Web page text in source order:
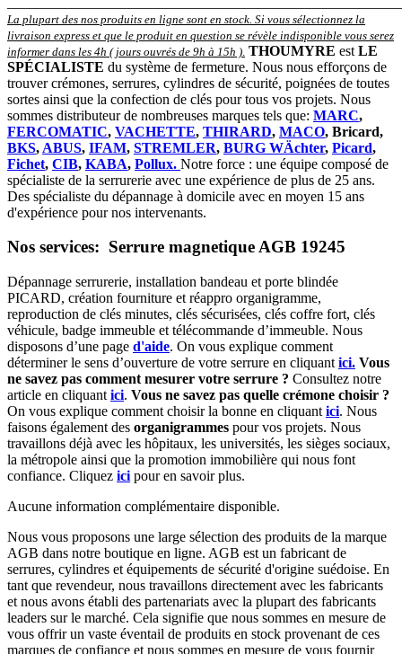
La plupart des nos produits en ligne sont en stock. Si vous sélectionnez la
livraison express et que le produit en question se révèle indisponible vous serez
informer dans les 4h ( jours ouvrés de 9h à 15h ) THOUMYRE est LE
SPÉCIALISTE du système de fermeture. Nous nous efforçons de
trouver crémones, serrures, cylindres de sécurité, poignées de toutes
sortes ainsi que la confection de clés pour tous vos projets. Nous
sommes distributeur de nombreuses marques tels que: MARC,
FERCOMATIC, VACHETTE, THIRARD, MACO, Bricard,
BKS, ABUS, IFAM, STREMLER, BURG WÄchter, Picard,
Fichet, CIB, KABA, Pollux. Notre force : une équipe composé de
spécialiste de la serrurerie avec une expérience de plus de 25 ans.
Des spécialiste du dépannage à domicile avec en moyen 15 ans
d'expérience pour nos intervenants.
Nos services: Serrure magnetique AGB 19245
Dépannage serrurerie, installation bandeau et porte blindée
PICARD, création fourniture et réappro organigramme,
reproduction de clés minutes, clés sécurisées, clés coffre fort, clés
véhicule, badge immeuble et télécommande d’immeuble. Nous
disposons d’une page d'aide. On vous explique comment
déterminer le sens d’ouverture de votre serrure en cliquant ici. Vous
ne savez pas comment mesurer votre serrure ? Consultez notre
article en cliquant ici. Vous ne savez pas quelle crémone choisir ?
On vous explique comment choisir la bonne en cliquant ici. Nous
faisons également des organigrammes pour vos projets. Nous
travaillons déjà avec les hôpitaux, les universités, les sièges sociaux,
la métropole ainsi que la promotion immobilière qui nous font
confiance. Cliquez ici pour en savoir plus.
Aucune information complémentaire disponible.
Nous vous proposons une large sélection des produits de la marque
AGB dans notre boutique en ligne. AGB est un fabricant de
serrures, cylindres et équipements de sécurité d'origine suédoise. En
tant que revendeur, nous travaillons directement avec les fabricants
et nous avons établi des partenariats avec la plupart des fabricants
leaders sur le marché. Cela signifie que nous sommes en mesure de
vous offrir un vaste éventail de produits en stock provenant de ces
marques de confiance et nous sommes en mesure de vous fournir